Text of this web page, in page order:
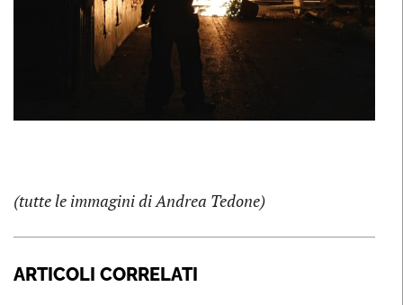
(tutte le immagini di Andrea Tedone)
ARTICOLI CORRELATI